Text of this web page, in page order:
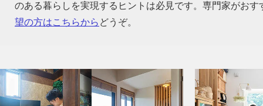
のある暮らしを実現するヒントは必見です。専門家がお
望の方はこちらから どうぞ。